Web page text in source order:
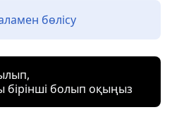
бөлісу
бірінші болып оқыңыз